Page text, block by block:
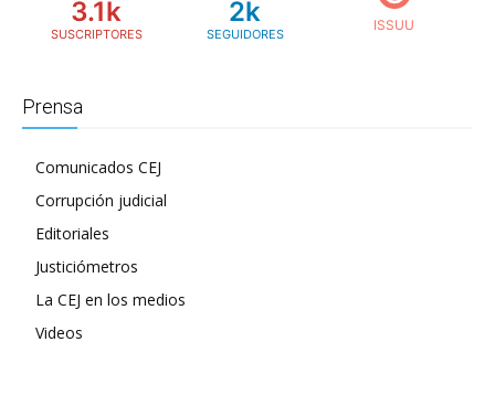
3.1k
SUSCRIPTORES
2k
SEGUIDORES
Prensa
Comunicados CEJ
Corrupción judicial
Editoriales
Justiciómetros
La CEJ en los medios
Videos